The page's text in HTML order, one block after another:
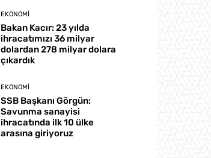
EKONOMI
Bakan Kacır: 23 yılda
ihracatımızı 36 milyar
dolardan 278 milyar dolara
çıkardık
EKONOMI
SSB Başkanı Görgün:
Savunma sanayisi
ihracatında ilk 10 ülke
arasına giriyoruz